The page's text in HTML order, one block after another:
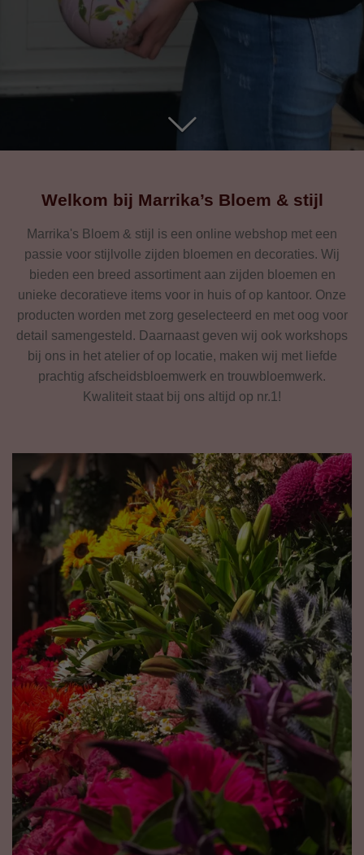
Welkom bij Marrika’s Bloem & stijl
Marrika's Bloem & stijl is een online webshop met een
passie voor stijlvolle zijden bloemen en decoraties. Wij
bieden een breed assortiment aan zijden bloemen en
unieke decoratieve items voor in huis of op kantoor. Onze
producten worden met zorg geselecteerd en met oog voor
detail samengesteld. Daarnaast geven wij ook workshops
bij ons in het atelier of op locatie, maken wij met liefde
prachtig afscheidsbloemwerk en trouwbloemwerk.
Kwaliteit staat bij ons altijd op nr.1!